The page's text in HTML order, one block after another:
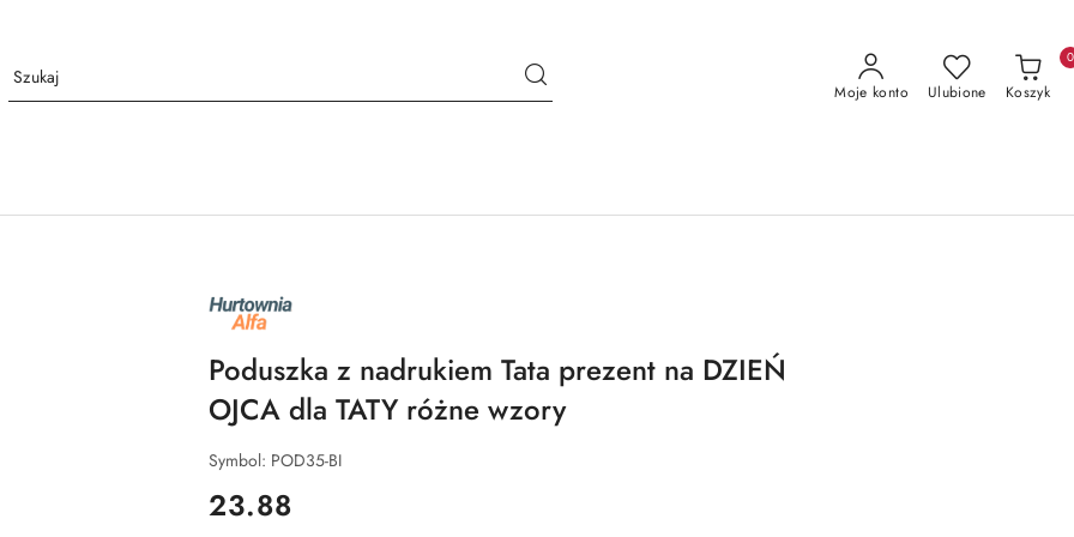
Moje konto Ulubione Koszyk
0
NAZWA
PRODUCENTA:
ALFA
Poduszka z nadrukiem Tata prezent na DZIEŃ
OJCA dla TATY różne wzory
Symbol: POD35-BI
cena:
23.88